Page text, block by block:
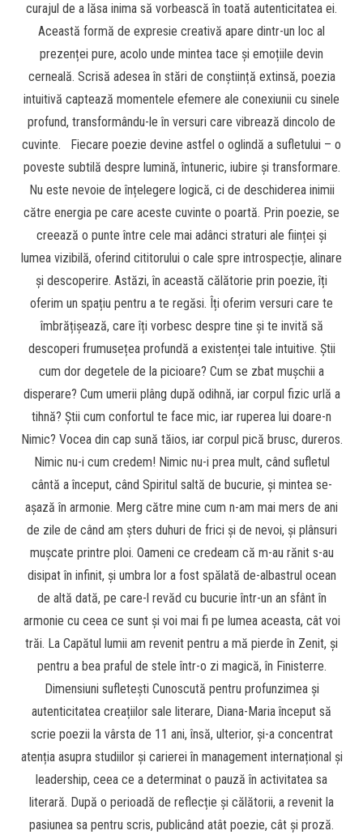
curajul de a lăsa inima să vorbească în toată autenticitatea ei.
Această formă de expresie creativă apare dintr-un loc al
prezenței pure, acolo unde mintea tace și emoțiile devin
cerneală. Scrisă adesea în stări de conștiință extinsă, poezia
intuitivă captează momentele efemere ale conexiunii cu sinele
profund, transformându-le în versuri care vibrează dincolo de
cuvinte. Fiecare poezie devine astfel o oglindă a sufletului – o
poveste subtilă despre lumină, întuneric, iubire și transformare.
Nu este nevoie de înțelegere logică, ci de deschiderea inimii
către energia pe care aceste cuvinte o poartă. Prin poezie, se
creează o punte între cele mai adânci straturi ale ființei și
lumea vizibilă, oferind cititorului o cale spre introspecție, alinare
și descoperire. Astăzi, în această călătorie prin poezie, îți
oferim un spațiu pentru a te regăsi. Îți oferim versuri care te
îmbrățișează, care îți vorbesc despre tine și te invită să
descoperi frumusețea profundă a existenței tale intuitive. Știi
cum dor degetele de la picioare? Cum se zbat mușchii a
disperare? Cum umerii plâng după odihnă, iar corpul fizic urlă a
tihnă? Știi cum confortul te face mic, iar ruperea lui doare-n
Nimic? Vocea din cap sună tăios, iar corpul pică brusc, dureros.
Nimic nu-i cum credem! Nimic nu-i prea mult, când sufletul
cântă a început, când Spiritul saltă de bucurie, și mintea se-
așază în armonie. Merg către mine cum n-am mai mers de ani
de zile de când am șters duhuri de frici și de nevoi, și plânsuri
mușcate printre ploi. Oameni ce credeam că m-au rănit s-au
disipat în infinit, și umbra lor a fost spălată de-albastrul ocean
de altă dată, pe care-l revăd cu bucurie într-un an sfânt în
armonie cu ceea ce sunt și voi mai fi pe lumea aceasta, cât voi
trăi. La Capătul lumii am revenit pentru a mă pierde în Zenit, și
pentru a bea praful de stele într-o zi magică, în Finisterre.
Dimensiuni sufletești Cunoscută pentru profunzimea și
autenticitatea creațiilor sale literare, Diana-Maria început să
scrie poezii la vârsta de 11 ani, însă, ulterior, și-a concentrat
atenția asupra studiilor și carierei în management internațional și
leadership, ceea ce a determinat o pauză în activitatea sa
literară. După o perioadă de reflecție și călătorii, a revenit la
pasiunea sa pentru scris, publicând atât poezie, cât și proză.